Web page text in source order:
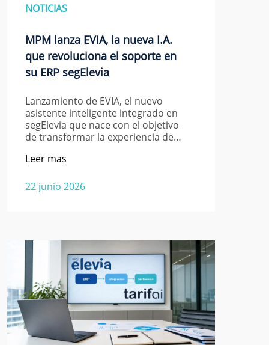
NOTICIAS
MPM lanza EVIA, la nueva I.A.
que revoluciona el soporte en
su ERP segElevia
Lanzamiento de EVIA, el nuevo
asistente inteligente integrado en
segElevia que nace con el objetivo
de transformar la experiencia de…
22 junio 2026
Leer mas